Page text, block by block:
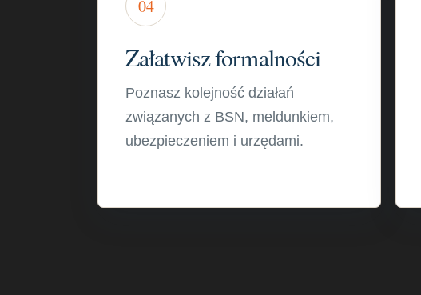
04
Załatwisz formalności
Poznasz kolejność działań
związanych z BSN, meldunkiem,
ubezpieczeniem i urzędami.